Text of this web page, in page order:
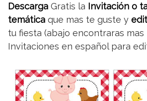
Descarga Gratis la Invitación o
temática que mas te guste y
tu fiesta (abajo encontraras
Invitaciones en español para